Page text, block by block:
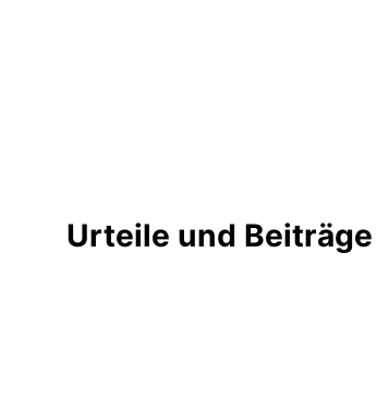
Urteile und Beiträge